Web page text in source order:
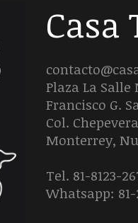
Plaza La Salle
Francisco G.
Col. Chepevera
Monterrey,
Tel. 81-8123-
Whatsapp: 81-